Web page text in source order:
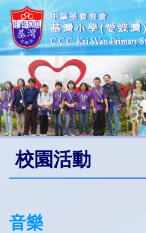
校園活動
音樂